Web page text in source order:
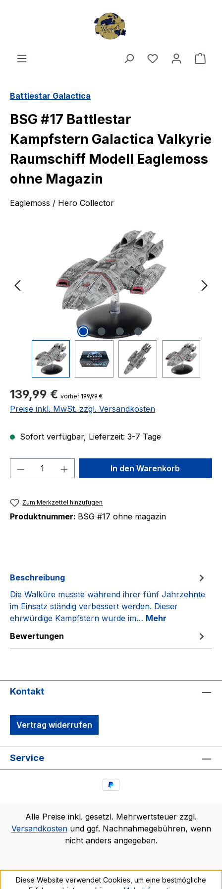
Du hast 0
Battlestar Galactica
BSG #17 Battlestar
Kampfstern Galactica Valkyrie
Raumschiff Modell Eaglemoss
ohne Magazin
Eaglemoss / Hero Collector
Regulärer Preis:
139,99 € vorher 199,99 €
Preise inkl. MwSt. zzgl. Versandkosten
Sofort verfügbar, Lieferzeit: 3-7 Tage
Produkt Anzahl: Gib denIn den Warenkorb
Zum Merkzettel hinzufügen
Produktnummer: BSG #17 ohne magazin
Beschreibung
Die Walküre musste während ihrer fünf Jahrzehnte
im Einsatz ständig verbessert werden. Dieser
ehrwürdige Kampfstern wurde im… Mehr
Bewertungen
Kontakt
Vertrag widerrufen
Service
Alle Preise inkl. gesetzl. Mehrwertsteuer zzgl.
Versandkostenund ggf. Nachnahmegebühren, wenn
nicht anders angegeben.
Diese Website verwendet Cookies, um eine bestmögliche